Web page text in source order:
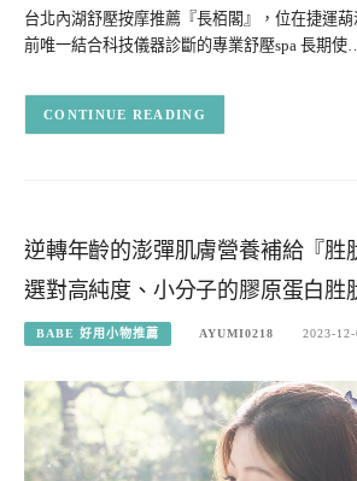
台北內湖舒壓按摩推薦『長栢閣』，位在捷運
前唯一結合科技儀器診斷的專業舒壓spa 長期使
CONTINUE READING
逆轉年齡的澎彈肌膚營養補給『胜
選對高純度、小分子的膠原蛋白胜
BABE 好用小物推薦 AYUMI0218 2023-12-